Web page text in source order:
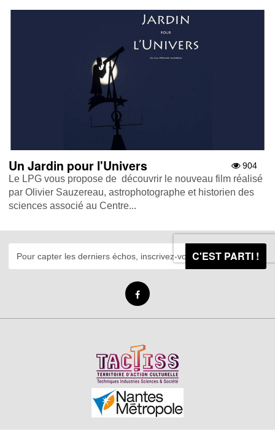
904
Un Jardin pour l'Univers
Le LPG vous propose de découvrir le nouveau film réalisé
par Olivier Sauzereau, astrophotographe et historien des
sciences associé au Centre...
C'EST PARTI !